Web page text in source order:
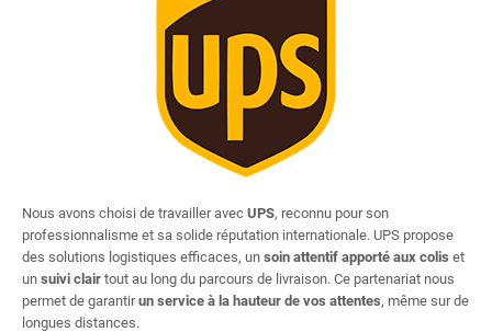
Nous avons choisi de travailler avec UPS, reconnu pour son
professionnalisme et sa solide réputation internationale. UPS propose
des solutions logistiques efficaces, un soin attentif apporté aux colis et
un suivi clair tout au long du parcours de livraison. Ce partenariat nous
permet de garantirun service à la hauteur de vos attentes, même sur de
longues distances.